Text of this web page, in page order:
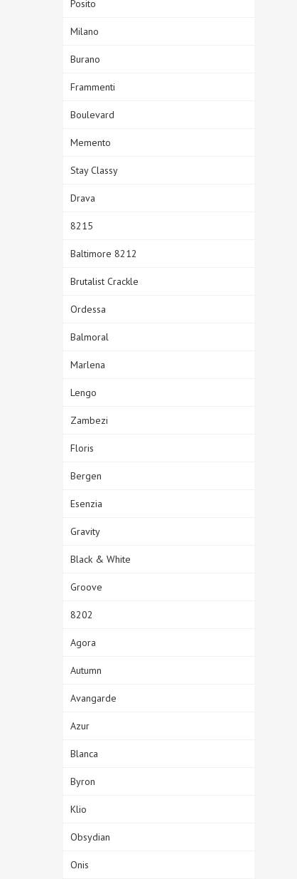
Posito
Milano
Burano
Frammenti
Boulevard
Memento
Stay Classy
Drava
8215
Baltimore 8212
Brutalist Crackle
Ordessa
Balmoral
Marlena
Lengo
Zambezi
Floris
Bergen
Esenzia
Gravity
Black & White
Groove
8202
Agora
Autumn
Avangarde
Azur
Blanca
Byron
Klio
Obsydian
Onis